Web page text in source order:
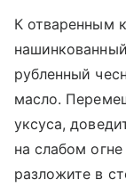
К отваренным
рубленный
масло.
уксуса,
на слабом
разложите в